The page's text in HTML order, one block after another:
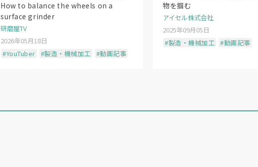
How to balance the wheels on a
surface grinder
研磨屋TV
2026年05月18日
#YouTuber
#製造・機械加工 #動画記事
物を掴む
アイセル株式会社
2025年09月05日
#製造・機械加工 #動画記事